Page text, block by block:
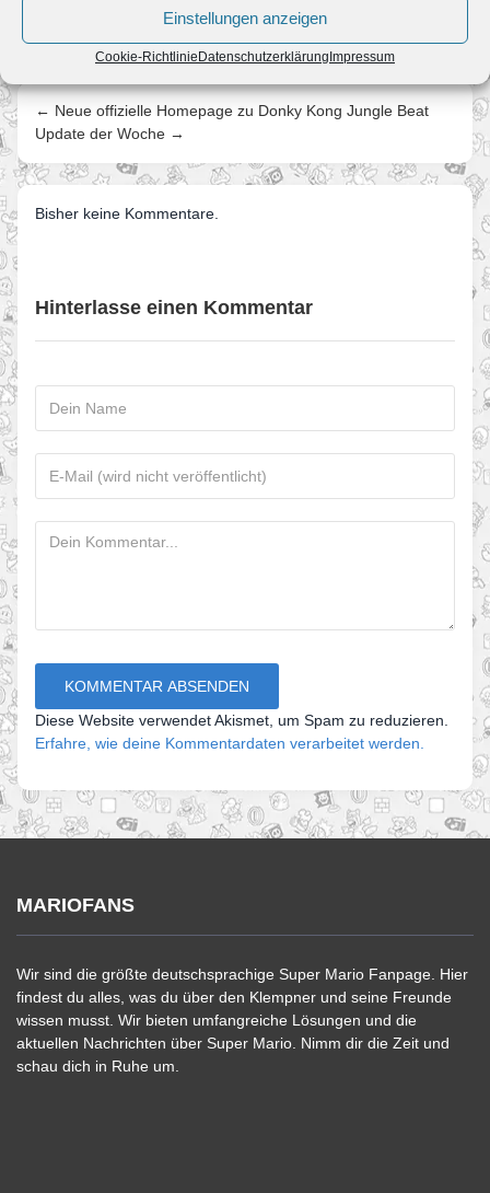
Einstellungen anzeigen
Cookie-RichtlinieDatenschutzerklärungImpressum
Spiel, damals für den SNES, in Amerika am
Montag für…
← Neue offizielle Homepage zu Donky Kong Jungle Beat
Update der Woche →
Bisher keine Kommentare.
Hinterlasse einen Kommentar
Diese Website verwendet Akismet, um Spam zu reduzieren.
Erfahre, wie deine Kommentardaten verarbeitet werden.
MARIOFANS
Wir sind die größte deutschsprachige Super Mario Fanpage. Hier
findest du alles, was du über den Klempner und seine Freunde
wissen musst. Wir bieten umfangreiche Lösungen und die
aktuellen Nachrichten über Super Mario. Nimm dir die Zeit und
schau dich in Ruhe um.